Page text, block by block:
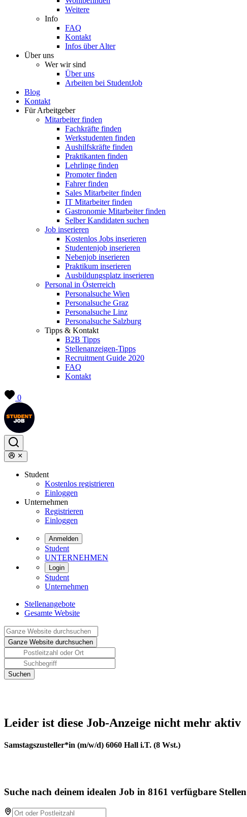
Weitere
Info
FAQ
Kontakt
Infos über Alter
Über uns
Wer wir sind
Über uns
Arbeiten bei StudentJob
Blog
Kontakt
Für Arbeitgeber
Mitarbeiter finden
Fachkräfte finden
Werkstudenten finden
Aushilfskräfte finden
Praktikanten finden
Lehrlinge finden
Promoter finden
Fahrer finden
Sales Mitarbeiter finden
IT Mitarbeiter finden
Gastronomie Mitarbeiter finden
Selber Kandidaten suchen
Job inserieren
Kostenlos Jobs inserieren
Studentenjob inserieren
Nebenjob inserieren
Praktikum inserieren
Ausbildungsplatz inserieren
Personal in Österreich
Personalsuche Wien
Personalsuche Graz
Personalsuche Linz
Personalsuche Salzburg
Tipps & Kontakt
B2B Tipps
Stellenanzeigen-Tipps
Recruitment Guide 2020
FAQ
Kontakt
0
Student
Kostenlos registrieren
Einloggen
Unternehmen
Registrieren
Einloggen
Anmelden
Student
UNTERNEHMEN
Login
Student
Unternehmen
Stellenangebote
Gesamte Website
Leider ist diese Job-Anzeige nicht mehr aktiv
Samstagszusteller*in (m/w/d) 6060 Hall i.T. (8 Wst.)
Suche nach deinem idealen Job in 8161 verfügbare Stellen